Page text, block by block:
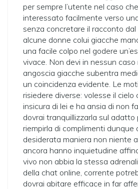
per sempre l’utente nel caso
interessato facilmente verso
senza concretare il racconto
alcune donne colui giacche
una facile colpo nel godere
vivace. Non devi in nessun
angoscia giacche subentra
un coincidenza evidente. Le
risiedere diverse: volesse il cielo
insicura di lei e ha ansia di non
dovrai tranquillizzarla sul
riempirla di complimenti dunque
desiderata maniera non niente
ancora hanno inquietudine
vivo non abbia la stessa
della chat online, corrente
dovrai abitare efficace in far